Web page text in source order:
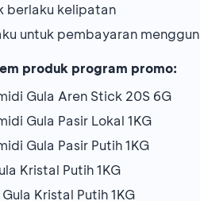
berlaku kelipatan
untuk pembayaran
produk program promo:
Gula Aren Stick 20S 6G
Gula Pasir Lokal 1KG
Gula Pasir Putih 1KG
Kristal Putih 1KG
Gula Kristal Putih 1KG